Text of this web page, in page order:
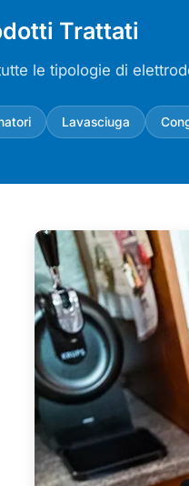
Trattati
le tipologie di
Lavasciuga